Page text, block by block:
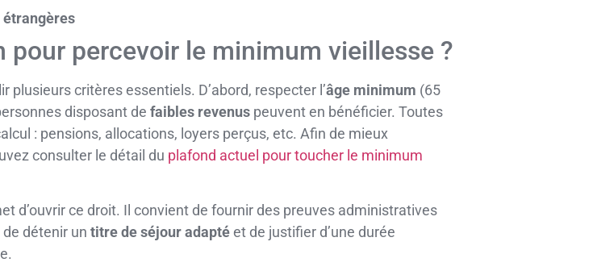
étrangères
pour percevoir le minimum vieillesse ?
critères essentiels. D’abord, respecter l’âge minimum (65
disposant de faibles revenus peuvent en bénéficier. Toutes
: pensions, allocations, loyers perçus, etc. Afin de mieux
consulter le détail du plafond actuel pour toucher le minimum
d’ouvrir ce droit. Il convient de fournir des preuves administratives
détenir un titre de séjour adaptéet de justifier d’une durée